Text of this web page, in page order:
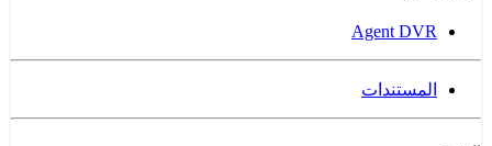
Agent DVR
المستندات